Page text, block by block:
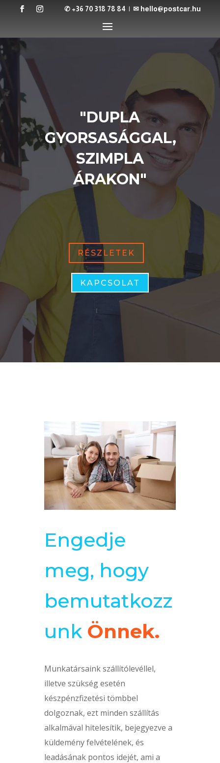
✆ +36 70 318 78 84 | ✉ hello@postcar.hu
"DUPLA
GYORSASÁGGAL,
SZIMPLA
ÁRAKON"
RÉSZLETEK
KAPCSOLAT
Engedje
meg, hogy
bemutatkozz
unk Önnek.
Munkatársaink szállítólevéllel,
illetve szükség esetén
készpénzfizetési tömbbel
dolgoznak, ezt minden szállítás
alkalmával hitelesítik, bejegyezve a
küldemény felvételének, és
leadásának pontos idejét, ami a